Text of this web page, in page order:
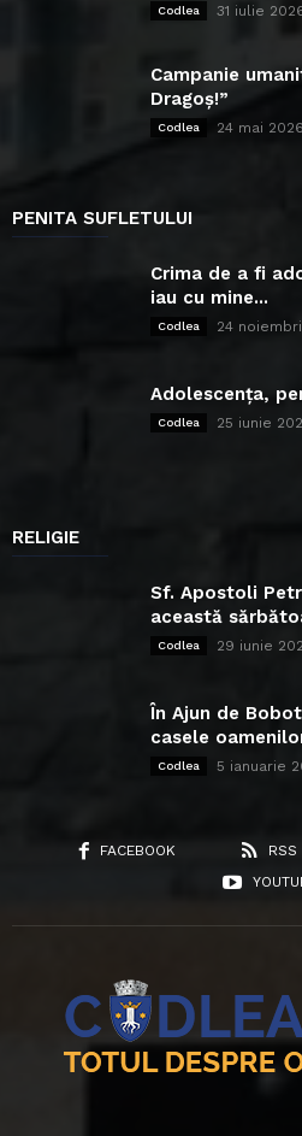
Codlea 31 iulie
Campanie
Dragoș!”
Codlea 24 mai 2026
PENITA SUFLETULUI
Crima de a fi
iau cu mine...
Codlea 24
Adolescența,
Codlea 25 iunie
RELIGIE
Sf. Apostoli
această
Codlea 29 iunie
În Ajun de
casele
Codlea 5 ianuarie
FACEBOOK RSS